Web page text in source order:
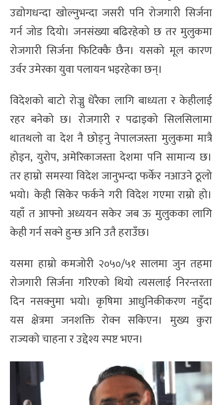
उद्योगधन्दा खोल्नुभन्दा जसरी पनि रोजगारी सिर्जना
गर्न जोड दियो। जनसंख्या बढिरहेको छ तर मुलुकमा
रोजगारी सिर्जना फिटिक्कै छैन। यसको मूल कारण
उर्वर उमेरका युवा पलायन भइरहेका छन्।
विदेशको बाटो रोज्नु धेरैका लागि बाध्यता र केहीलाई
रहर बनेको छ। रोजगारी र पढाइको सिलसिलामा
थातथलो वा देश नै छोड्नु नेपालजस्ता मुलुकमा मात्रै
होइन, युरोप, अमेरिकाजस्ता देशमा पनि सामान्य छ।
तर हाम्रो समस्या विदेश जानुभन्दा फर्केर नआउने ठूलो
भयो। केही सिकेर फर्कने गरी विदेश गएमा राम्रो हो।
यहाँ त आफ्नो अध्ययन सकेर जब ऊ मुलुकका लागि
केही गर्न सक्ने हुन्छ अनि उतै हराउँछ।
यसमा हाम्रो कमजोरी २०५०/५१ सालमा जुन तहमा
रोजगारी सिर्जना गरिएको थियो त्यसलाई निरन्तरता
दिन नसक्नुमा भयो। कृषिमा आधुनिकीकरण नहुँदा
यस क्षेत्रमा जनशक्ति रोक्न सकिएन। मुख्य कुरा
राज्यको चाहना र उद्देश्य स्पष्ट भएन।